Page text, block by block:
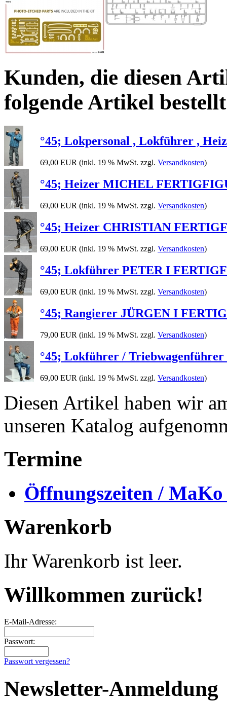
Kunden, die diesen
folgende Artikel
°45; Lokpersonal , Lokführer ,
69,00 EUR (inkl. 19 % MwSt. zzgl. Versandkosten)
°45; Heizer MICHEL
69,00 EUR (inkl. 19 % MwSt. zzgl. Versandkosten)
°45; Heizer CHRISTIAN
69,00 EUR (inkl. 19 % MwSt. zzgl. Versandkosten)
°45; Lokführer PETER I
69,00 EUR (inkl. 19 % MwSt. zzgl. Versandkosten)
°45; Rangierer JÜRGEN I
79,00 EUR (inkl. 19 % MwSt. zzgl. Versandkosten)
°45; Lokführer /
69,00 EUR (inkl. 19 % MwSt. zzgl. Versandkosten)
Diesen Artikel haben wir
unseren Katalog
Termine
Öffnungszeiten /
Warenkorb
Ihr Warenkorb ist leer.
Willkommen zurück!
E-Mail-Adresse:
Passwort:
Passwort vergessen?
Newsletter-Anmeldung